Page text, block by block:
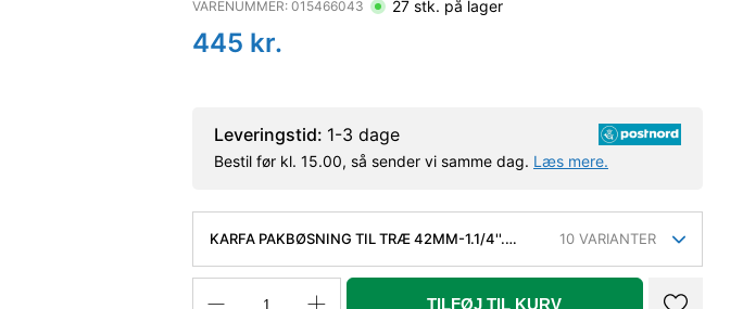
VARENUMMER: 015466043 27 stk. på lager
445 kr.
Leveringstid: 1-3 dage
Bestil før kl. 15.00, så sender vi samme dag. Læs mere.
KARFA PAKBØSNING TIL TRÆ 42MM-1.1/4''.
10 VARIANTER
TILFØJ TIL KURV